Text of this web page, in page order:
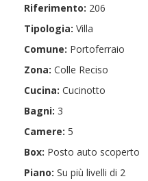
Riferimento: 206
Tipologia: Villa
Comune: Portoferraio
Zona: Colle Reciso
Cucina: Cucinotto
Bagni: 3
Camere: 5
Box: Posto auto scoperto
Piano: Su più livelli di 2